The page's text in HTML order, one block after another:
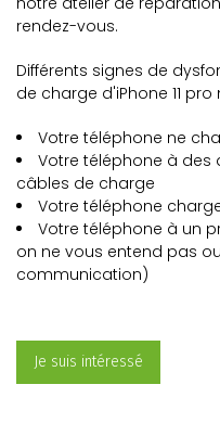
rendez-vous.
Différents signes de
de charge d'iPhone 11 pro
Votre téléphone ne
Votre téléphone à des
câbles de charge
Votre téléphone
Votre téléphone à un
on ne vous entend pas
communication)
Je suis intéressé